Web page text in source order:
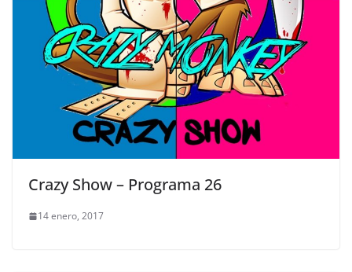
Crazy Show – Programa 26
14 enero, 2017